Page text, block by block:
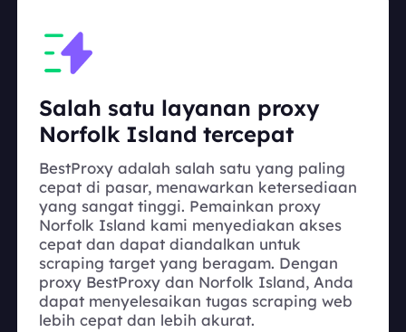
Salah satu layanan proxy
Norfolk Island tercepat
BestProxy adalah salah satu yang paling
cepat di pasar, menawarkan ketersediaan
yang sangat tinggi. Pemainkan proxy
Norfolk Island kami menyediakan akses
cepat dan dapat diandalkan untuk
scraping target yang beragam. Dengan
proxy BestProxy dan Norfolk Island, Anda
dapat menyelesaikan tugas scraping web
lebih cepat dan lebih akurat.